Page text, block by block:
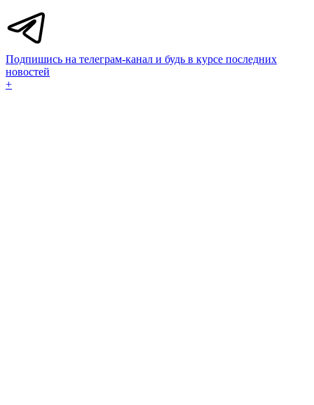
Подпишись на телеграм-канал и будь в курсе последних
новостей
+